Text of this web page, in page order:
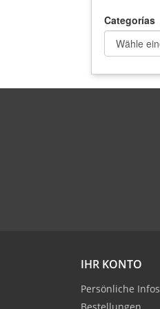
Categorías
IHR KONTO
Persönliche Infos